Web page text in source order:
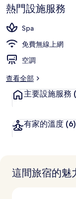
10，
深
受
旅
客
喜
熱門設施服務
Spa
免費無線上網
空調
查看全部
主要設施服務
有家的溫度 (6)
這間旅宿的魅